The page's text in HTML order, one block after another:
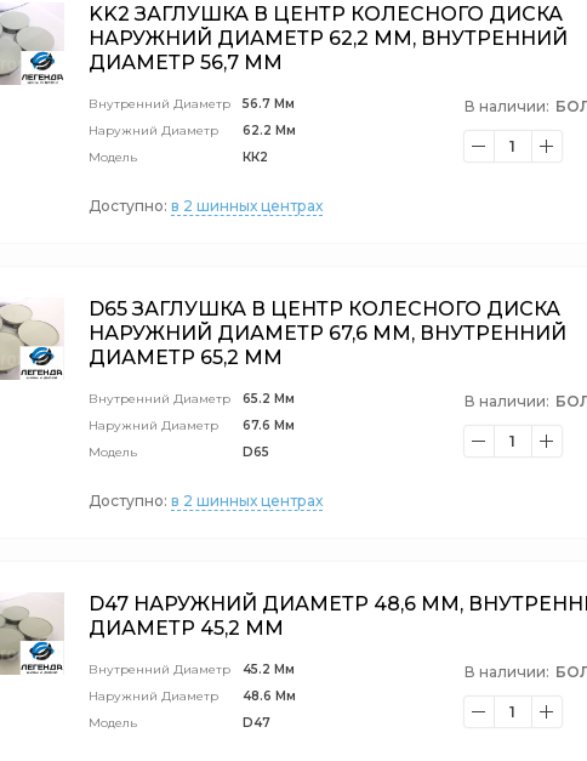
KK2 ЗАГЛУШКА В ЦЕНТР КОЛЕСНОГО ДИСКА
НАРУЖНИЙ ДИАМЕТР 62,2 ММ, ВНУТРЕННИЙ
ДИАМЕТР 56,7 ММ
Внутренний Диаметр
Наружний Диаметр
Модель
56.7 Мм
62.2 Мм
КК2
В наличии:
1
Доступно: в 2 шинных центрах
D65 ЗАГЛУШКА В ЦЕНТР КОЛЕСНОГО ДИСКА
НАРУЖНИЙ ДИАМЕТР 67,6 ММ, ВНУТРЕННИЙ
ДИАМЕТР 65,2 ММ
Внутренний Диаметр
Наружний Диаметр
Модель
65.2 Мм
67.6 Мм
D65
В наличии:
1
Доступно: в 2 шинных центрах
D47 НАРУЖНИЙ ДИАМЕТР 48,6 ММ,
ДИАМЕТР 45,2 ММ
Внутренний Диаметр
Наружний Диаметр
Модель
45.2 Мм
48.6 Мм
D47
В наличии:
1